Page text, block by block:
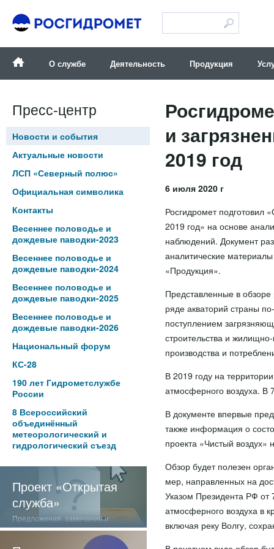
О службе Деятельность Продукция
Пресс-центр
Новости и события
Актуальные новости
ЛСП «Северный полюс»
Официальная символика
Контакты
Весеннее половодье и
дождевые паводки-2023
Весеннее половодье и
дождевые паводки-2024
Весеннее половодье и
дождевые паводки-2025
Весеннее половодье и
дождевые паводки-2026
Национальный форум
КС-28
190 лет Гидрометслужбе
России
8 Всероссийский
объединённый
метеорологический и
гидрологический съезд
Проект «Открытая
служба»
Предложения, замечания и
отзывы о нашей работе
и
2019 год
6 июля 2020 г
Росгидромет подготовил
2019 год» на основе
наблюдений. Документ
аналитические
«Продукция».
Представленные в обзоре
ряде акваторий страны
поступлением
строительства и
производства и
В 2019 году на
атмосферного воздуха. В
В документе впервые
также информация о
проекта «Чистый воздух»
Обзор будет полезен
мер, направленных на
Указом Президента РФ от
атмосферного воздуха в
включая реку Волгу,